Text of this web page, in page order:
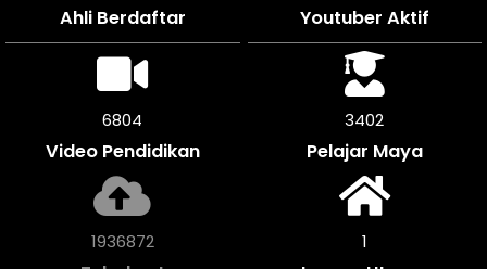
Ahli Berdaftar Youtuber Aktif
7398
Video Pendidikan
3699
Pelajar Maya
2105964 1